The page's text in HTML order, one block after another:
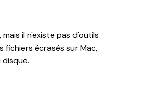
il n'existe pas d'outils
fichiers écrasés sur Mac,